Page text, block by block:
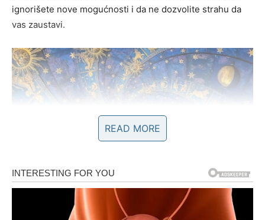
ignorišete nove mogućnosti i da ne dozvolite strahu da
vas zaustavi.
Ljubav vam donosi mir i osjećaj
READ MORE